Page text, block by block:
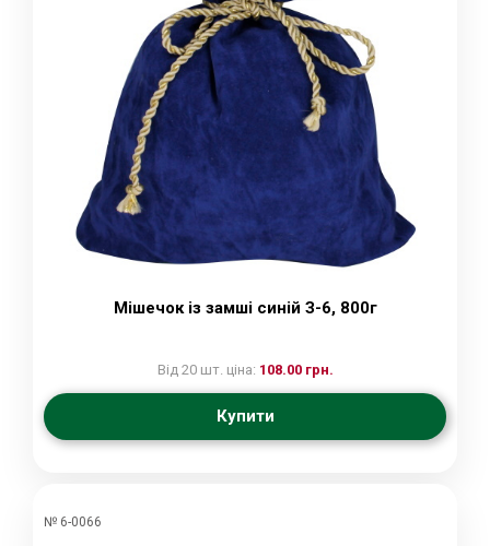
Мішечок із замші синій З-6, 800г
Від 20 шт. ціна: 108.00 грн.
Купити
№ 6-0066